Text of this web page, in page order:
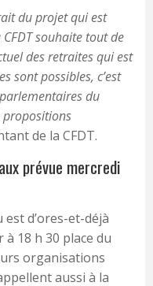
du projet qui est
souhaite tout de
des retraites qui est
sont possibles, c’est
du
propositions
de la CFDT.
prévue mercredi
d’ores-et-déjà
18 h 30 place du
organisations
aussi à la